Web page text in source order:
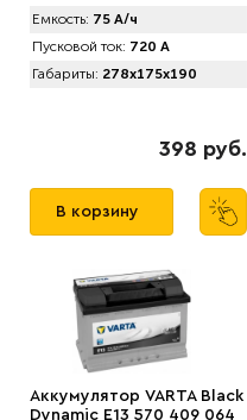
Емкость: 75 А/ч
Пусковой ток: 720 А
Габариты: 278x175x190
398 руб.
В корзину
Аккумулятор VARTA Black
Dynamic E13 570 409 064